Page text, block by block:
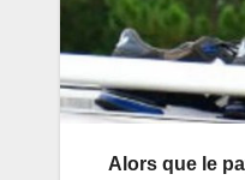
Alors que le